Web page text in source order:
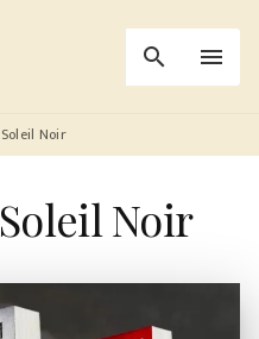
search menu
Noir
Noir